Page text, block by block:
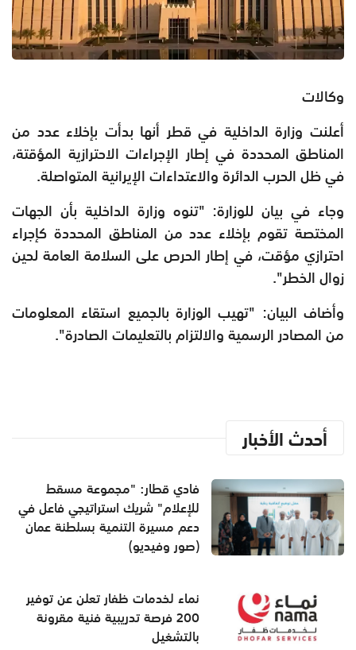
وكالات
أعلنت وزارة الداخلية في قطر أنها بدأت بإخلاء عدد من
المناطق المحددة في إطار الإجراءات الاحترازية المؤقتة،
في ظل الحرب الدائرة والاعتداءات الإيرانية المتواصلة.
وجاء في بيان للوزارة: "تنوه وزارة الداخلية بأن الجهات
المختصة تقوم بإخلاء عدد من المناطق المحددة كإجراء
احترازي مؤقت، في إطار الحرص على السلامة العامة لحين
زوال الخطر".
وأضاف البيان: "تهيب الوزارة بالجميع استقاء المعلومات
من المصادر الرسمية والالتزام بالتعليمات الصادرة".
أحدث الأخبار
فادي قطار: "مجموعة مسقط
للإعلام" شريك استراتيجي فاعل في
دعم مسيرة التنمية بسلطنة عمان
(صور وفيديو)
نماء لخدمات ظفار تعلن عن توفير
200 فرصة تدريبية فنية مقرونة
بالتشغيل